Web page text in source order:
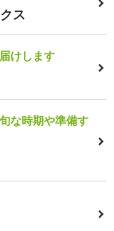
ス
けします
な時期や準備す